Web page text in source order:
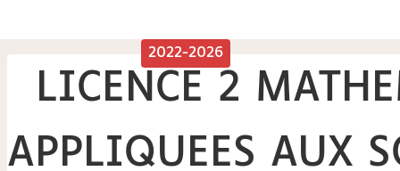
2022-2026
LICENCE 2
APPLIQUEES AUX